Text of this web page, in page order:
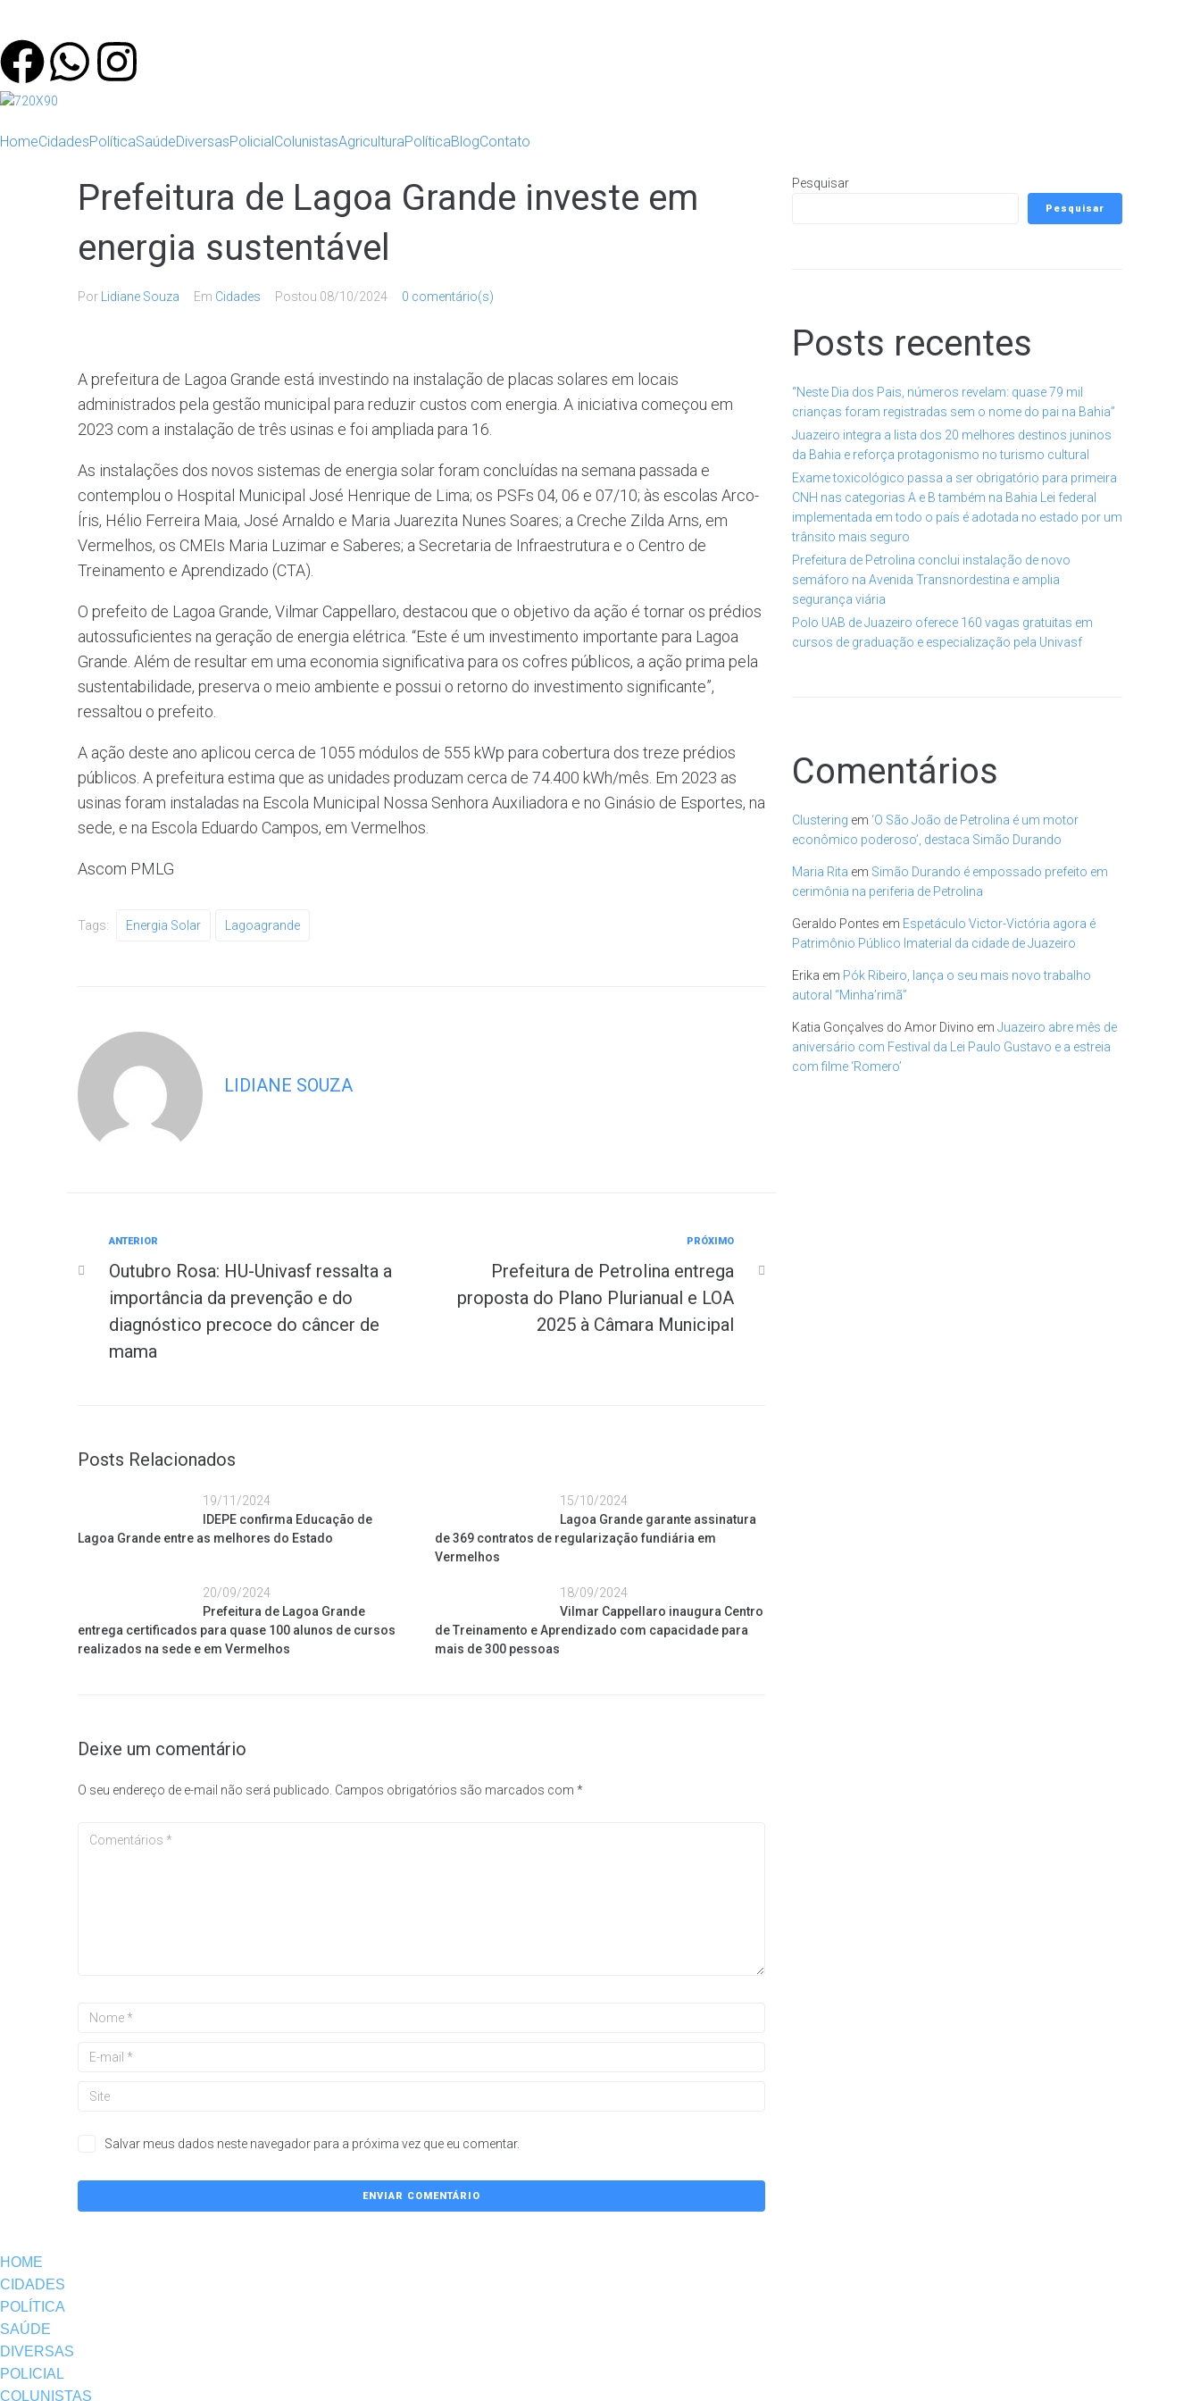
HomeCidadesPolíticaSaúdeDiversasPolicialColunistasAgriculturaPolíticaBlogContato
Prefeitura de Lagoa Grande investe em
energia sustentável
Por Lidiane Souza Em Cidades Postou 08/10/2024 0 comentário(s)
A prefeitura de Lagoa Grande está investindo na instalação de placas solares em locais
administrados pela gestão municipal para reduzir custos com energia. A iniciativa começou em
2023 com a instalação de três usinas e foi ampliada para 16.
As instalações dos novos sistemas de energia solar foram concluídas na semana passada e
contemplou o Hospital Municipal José Henrique de Lima; os PSFs 04, 06 e 07/10; às escolas Arco-
Íris, Hélio Ferreira Maia, José Arnaldo e Maria Juarezita Nunes Soares; a Creche Zilda Arns, em
Vermelhos, os CMEIs Maria Luzimar e Saberes; a Secretaria de Infraestrutura e o Centro de
Treinamento e Aprendizado (CTA).
O prefeito de Lagoa Grande, Vilmar Cappellaro, destacou que o objetivo da ação é tornar os prédios
autossuficientes na geração de energia elétrica. “Este é um investimento importante para Lagoa
Grande. Além de resultar em uma economia significativa para os cofres públicos, a ação prima pela
sustentabilidade, preserva o meio ambiente e possui o retorno do investimento significante”,
ressaltou o prefeito.
A ação deste ano aplicou cerca de 1055 módulos de 555 kWp para cobertura dos treze prédios
públicos. A prefeitura estima que as unidades produzam cerca de 74.400 kWh/mês. Em 2023 as
usinas foram instaladas na Escola Municipal Nossa Senhora Auxiliadora e no Ginásio de Esportes, na
sede, e na Escola Eduardo Campos, em Vermelhos.
Ascom PMLG
Tags: Energia Solar Lagoagrande
LIDIANE SOUZA
ANTERIOR
Outubro Rosa: HU-Univasf ressalta a
importância da prevenção e do
diagnóstico precoce do câncer de
mama
PRÓXIMO
Prefeitura de Petrolina entrega
proposta do Plano Plurianual e LOA
2025 à Câmara Municipal
Posts Relacionados
19/11/2024
IDEPE confirma Educação de
Lagoa Grande entre as melhores do Estado
15/10/2024
Lagoa Grande garante assinatura
de 369 contratos de regularização fundiária em
Vermelhos
20/09/2024
Prefeitura de Lagoa Grande
entrega certificados para quase 100 alunos de cursos
realizados na sede e em Vermelhos
18/09/2024
Vilmar Cappellaro inaugura Centro
de Treinamento e Aprendizado com capacidade para
mais de 300 pessoas
Deixe um comentário
O seu endereço de e-mail não será publicado. Campos obrigatórios são marcados com *
Salvar meus dados neste navegador para a próxima vez que eu comentar.
Pesquisar
Pesquisar
Posts recentes
“Neste Dia dos Pais, números revelam: quase 79 mil
crianças foram registradas sem o nome do pai na Bahia”
Juazeiro integra a lista dos 20 melhores destinos juninos
da Bahia e reforça protagonismo no turismo cultural
Exame toxicológico passa a ser obrigatório para primeira
CNH nas categorias A e B também na Bahia Lei federal
implementada em todo o país é adotada no estado por um
trânsito mais seguro
Prefeitura de Petrolina conclui instalação de novo
semáforo na Avenida Transnordestina e amplia
segurança viária
Polo UAB de Juazeiro oferece 160 vagas gratuitas em
cursos de graduação e especialização pela Univasf
Comentários
Clustering em ‘O São João de Petrolina é um motor
econômico poderoso’, destaca Simão Durando
Maria Rita em Simão Durando é empossado prefeito em
cerimônia na periferia de Petrolina
Geraldo Pontes em Espetáculo Victor-Victória agora é
Patrimônio Público Imaterial da cidade de Juazeiro
Erika em Pók Ribeiro, lança o seu mais novo trabalho
autoral “Minha’rimã”
Katia Gonçalves do Amor Divino em Juazeiro abre mês de
aniversário com Festival da Lei Paulo Gustavo e a estreia
com filme ‘Romero’
HOME
CIDADES
POLÍTICA
SAÚDE
DIVERSAS
POLICIAL
COLUNISTAS